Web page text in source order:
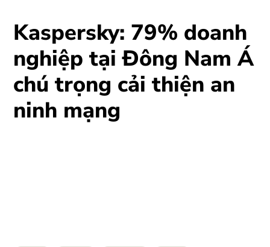
Kaspersky: 79% doanh
nghiệp tại Đông Nam Á
chú trọng cải thiện an
ninh mạng